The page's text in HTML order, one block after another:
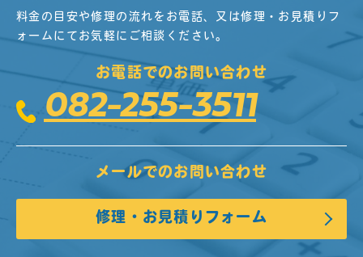
料金の目安や修理の流れをお電話、又は修理・お見積りフ
ォームにてお気軽にご相談ください。
お電話でのお問い合わせ
082-255-3511
メールでのお問い合わせ
修理・お見積りフォーム